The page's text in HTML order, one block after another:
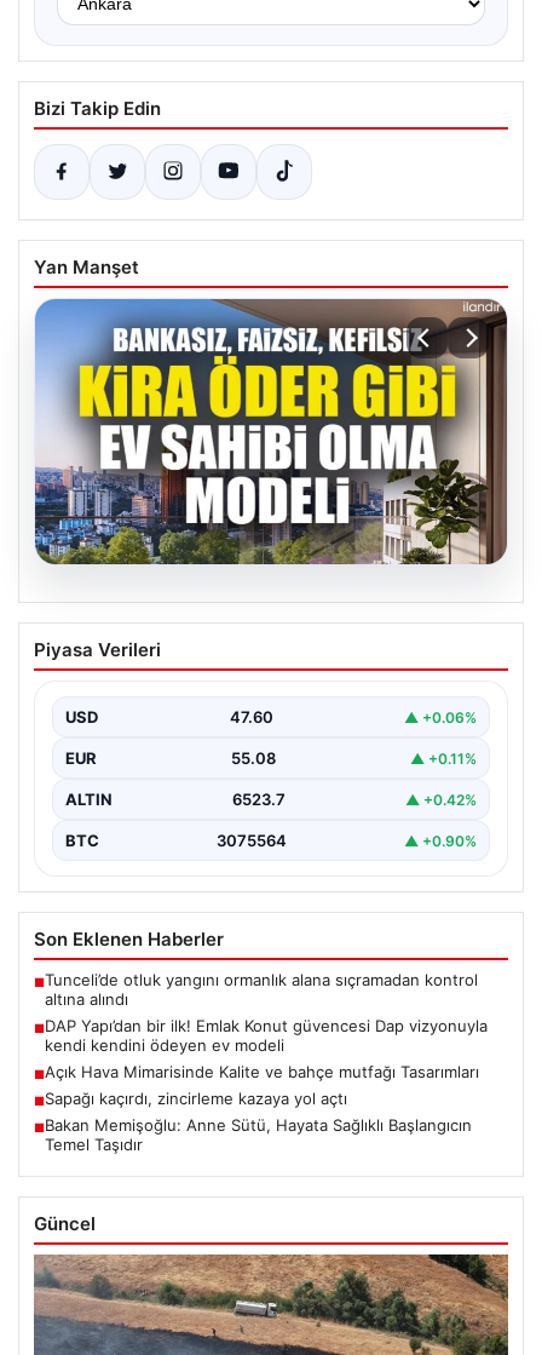
Bizi Takip Edin
Yan Manşet
04.08.2026
DAP Yapı’dan bir ilk! Emlak Konut
güvencesi Dap vizyonuyla kendi
Piyasa Verileri
USD 47.60 ▲ +0.06%
EUR 55.08 ▲ +0.11%
ALTIN 6523.7 ▲ +0.42%
BTC 3075564 ▲ +0.90%
Son Eklenen Haberler
■Tunceli’de otluk yangını ormanlık alana sıçramadan kontrol
altına alındı
■DAP Yapı’dan bir ilk! Emlak Konut güvencesi Dap vizyonuyla
kendi kendini ödeyen ev modeli
■Açık Hava Mimarisinde Kalite ve bahçe mutfağı Tasarımları
■Sapağı kaçırdı, zincirleme kazaya yol açtı
■Bakan Memişoğlu: Anne Sütü, Hayata Sağlıklı Başlangıcın
Temel Taşıdır
Güncel